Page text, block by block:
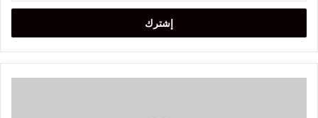
الإلكتروني